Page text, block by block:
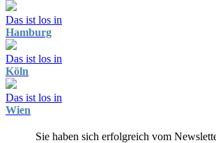
Das ist los in
Hamburg
Das ist los in
Köln
Das ist los in
Wien
Sie haben sich erfolgreich vom